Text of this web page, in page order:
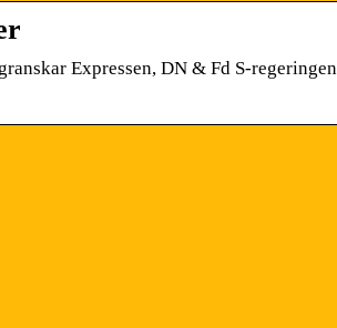
Expressen, DN & Fd S-regeringen